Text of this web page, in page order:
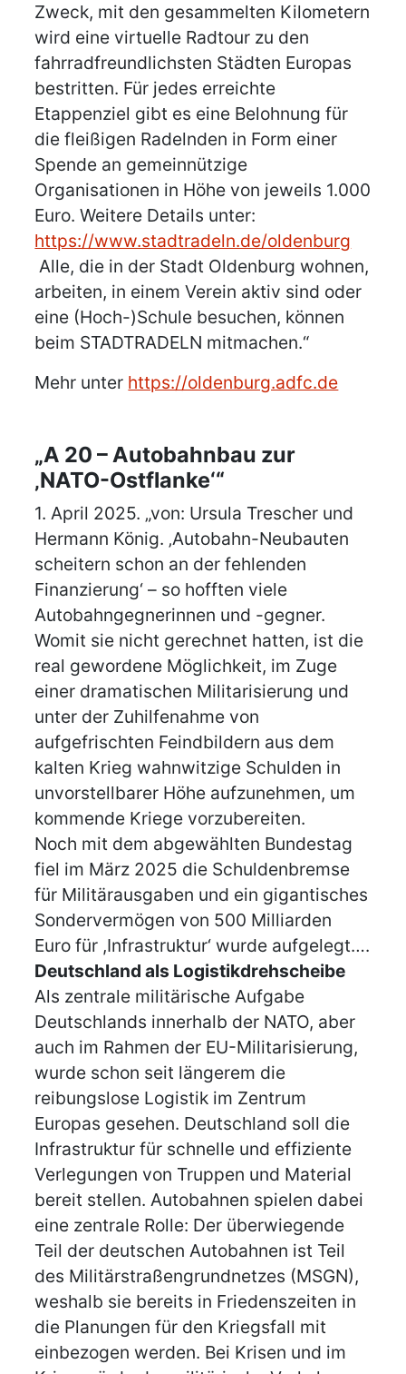
Zweck, mit den gesammelten Kilometern
wird eine virtuelle Radtour zu den
fahrradfreundlichsten Städten Europas
bestritten. Für jedes erreichte
Etappenziel gibt es eine Belohnung für
die fleißigen Radelnden in Form einer
Spende an gemeinnützige
Organisationen in Höhe von jeweils 1.000
Euro. Weitere Details unter:
https://www.stadtradeln.de/oldenburg
Alle, die in der Stadt Oldenburg wohnen,
arbeiten, in einem Verein aktiv sind oder
eine (Hoch-)Schule besuchen, können
beim STADTRADELN mitmachen.“
Mehr unter https://oldenburg.adfc.de
„A 20 – Autobahnbau zur
‚NATO-Ostflanke‘“
1. April 2025. „von: Ursula Trescher und
Hermann König. ‚Autobahn-Neubauten
scheitern schon an der fehlenden
Finanzierung‘ – so hofften viele
Autobahngegnerinnen und -gegner.
Womit sie nicht gerechnet hatten, ist die
real gewordene Möglichkeit, im Zuge
einer dramatischen Militarisierung und
unter der Zuhilfenahme von
aufgefrischten Feindbildern aus dem
kalten Krieg wahnwitzige Schulden in
unvorstellbarer Höhe aufzunehmen, um
kommende Kriege vorzubereiten.
Noch mit dem abgewählten Bundestag
fiel im März 2025 die Schuldenbremse
für Militärausgaben und ein gigantisches
Sondervermögen von 500 Milliarden
Euro für ,Infrastruktur‘ wurde aufgelegt….
Deutschland als Logistikdrehscheibe
Als zentrale militärische Aufgabe
Deutschlands innerhalb der NATO, aber
auch im Rahmen der EU-Militarisierung,
wurde schon seit längerem die
reibungslose Logistik im Zentrum
Europas gesehen. Deutschland soll die
Infrastruktur für schnelle und effiziente
Verlegungen von Truppen und Material
bereit stellen. Autobahnen spielen dabei
eine zentrale Rolle: Der überwiegende
Teil der deutschen Autobahnen ist Teil
des Militärstraßengrundnetzes (MSGN),
weshalb sie bereits in Friedenszeiten in
die Planungen für den Kriegsfall mit
einbezogen werden. Bei Krisen und im